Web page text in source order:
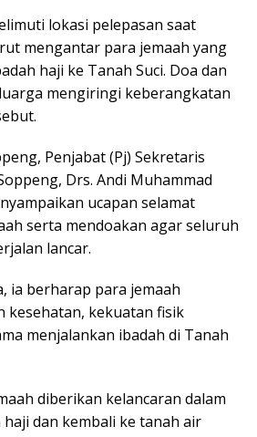
lokasi pelepasan saat
mengantar para jemaah yang
haji ke Tanah Suci. Doa dan
mengiringi keberangkatan
Penjabat (Pj) Sekretaris
Drs. Andi Muhammad
ucapan selamat
serta mendoakan agar seluruh
lancar.
ia berharap para jemaah
kesehatan, kekuatan fisik
menjalankan ibadah di Tanah
diberikan kelancaran dalam
dan kembali ke tanah air